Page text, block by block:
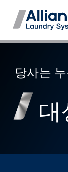
우리와 함
당사의 영
뉴스룸
당사는
대